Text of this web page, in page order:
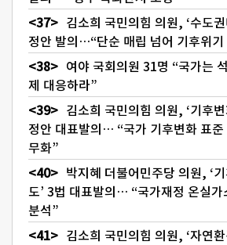
김소희 국민의힘 의원, ‘수도
정안 발의…“단순 매립 넘어 기후위기
여야 국회의원 31명 “국가는
제 대응하라”
김소희 국민의힘 의원, ‘기후
정안 대표발의… “국가 기후변화 표준
무화”
박지혜 더불어민주당 의원, ‘
도’ 3법 대표발의… “국가재정 온실가
분석”
김소희 국민의힘 의원, ‘자연